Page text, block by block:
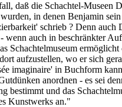
daß die Schachtel-Museen
in denen Benjamin
schrieb ? Denn auch
wenn auch in beschränkter
Schachtelmuseum
aufzustellen, wo er sich
imaginaire' in Buchform
anordnen - es sei
bestimmt und das
Kunstwerks an."